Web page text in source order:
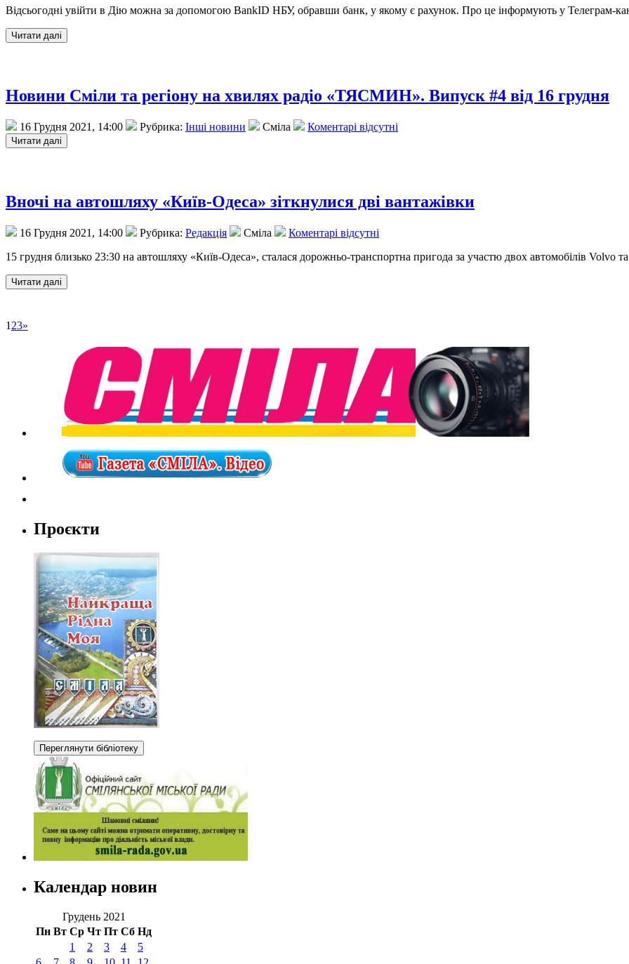
Відсьогодні увійти в Дію можна за допомогою BankID НБУ, обравши банк, у якому є рахунок. Про це інформують у Телеграм-
Новини Сміли та регіону на хвилях радіо «ТЯСМИН». Випуск #4 від 16 грудня
16 Грудня 2021, 14:00 Рубрика: Інші новини Сміла Коментарі відсутні
Вночі на автошляху «Київ-Одеса» зіткнулися дві вантажівки
16 Грудня 2021, 14:00 Рубрика: Редакція Сміла
Коментарі відсутні
15 грудня близько 23:30 на автошляху «Київ-Одеса», сталася дорожньо-транспортна пригода за участю двох автомобілів Volvo
1 23»
Проєкти
Календар новин
Грудень 2021
Пн Вт Ср Чт Пт Сб Нд
1
2 3 4
5